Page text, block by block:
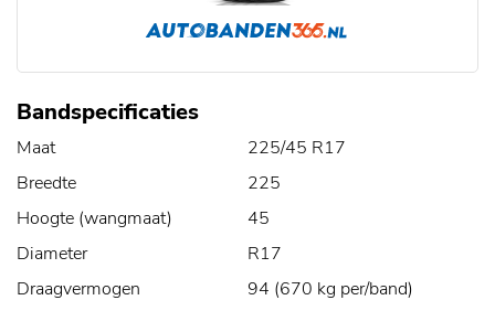
Bandspecificaties
Maat
225/45 R17
Breedte
225
Hoogte (wangmaat)
45
Diameter
R17
Draagvermogen
94 (670 kg per/band)